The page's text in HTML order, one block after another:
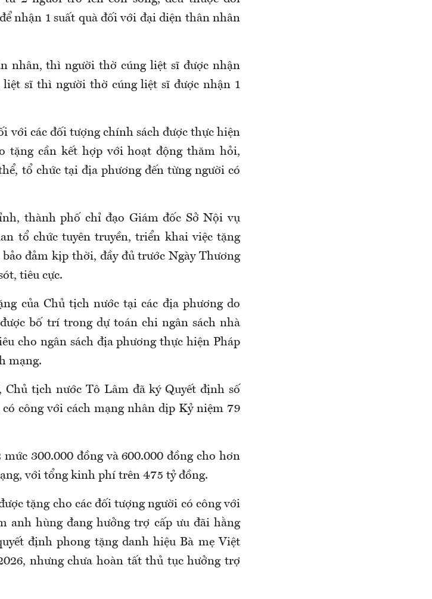
nhận 1 suất quà đối với đại diện thân nhân
nhân, thì người thờ cúng liệt sĩ được nhận
sĩ thì người thờ cúng liệt sĩ được nhận 1
với các đối tượng chính sách được thực hiện
tặng cần kết hợp với hoạt động thăm hỏi,
tổ chức tại địa phương đến từng người có
thành phố chỉ đạo Giám đốc Sở Nội vụ
tổ chức tuyên truyền, triển khai việc tặng
đảm kịp thời, đầy đủ trước Ngày Thương
tiêu cực.
của Chủ tịch nước tại các địa phương do
được bố trí trong dự toán chi ngân sách nhà
cho ngân sách địa phương thực hiện Pháp
mạng.
Chủ tịch nước Tô Lâm đãký Quyết định số
công với cách mạng nhân dịp Kỷ niệm 79
mức 300.000 đồng và 600.000 đồng chohơn
với tổng kinh phí trên 475 tỷ đồng.
tặng cho các đối tượng người có công với
anh hùng đang hưởng trợ cấp ưu đãi hằng
định phong tặng danh hiệu Bà mẹ Việt
nhưng chưa hoàn tất thủ tục hưởng trợ